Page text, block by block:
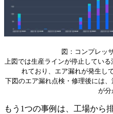
図：コンプレッ
上図では生産ラインが停止してい
れており、エア漏れが発生し
下図のエア漏れ点検・修理後には
が分
もう1つの事例は、工場から